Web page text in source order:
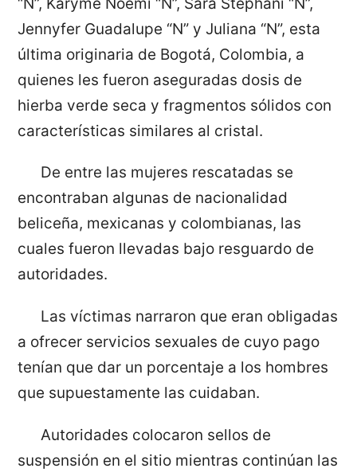
Jennyfer Guadalupe “N” y Juliana “N”, esta
última originaria de Bogotá, Colombia, a
quienes les fueron aseguradas dosis de
hierba verde seca y fragmentos sólidos con
características similares al cristal.
De entre las mujeres rescatadas se
encontraban algunas de nacionalidad
beliceña, mexicanas y colombianas, las
cuales fueron llevadas bajo resguardo de
autoridades.
Las víctimas narraron que eran obligadas
a ofrecer servicios sexuales de cuyo pago
tenían que dar un porcentaje a los hombres
que supuestamente las cuidaban.
Autoridades colocaron sellos de
suspensión en el sitio mientras continúan las